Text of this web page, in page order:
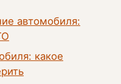
автомобиля:
какое